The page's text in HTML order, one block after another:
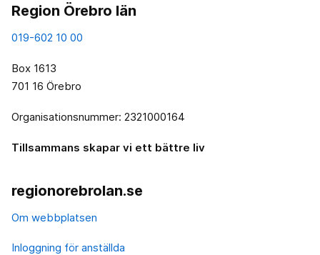
Region Örebro län
019-602 10 00
Box 1613
701 16 Örebro
Organisationsnummer: 2321000164
Tillsammans skapar vi ett bättre liv
regionorebrolan.se
Om webbplatsen
Inloggning för anställda